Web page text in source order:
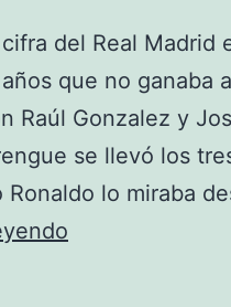
del Real Madrid
que no ganaba
Raúl Gonzalez y
se llevó los
Ronaldo lo miraba